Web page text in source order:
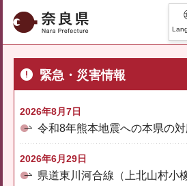
奈良県
緊急・災害情報
2026年8月7日
令和8年熊本地震への本県の
2026年6月29日
県道東川河合線（上北山村小